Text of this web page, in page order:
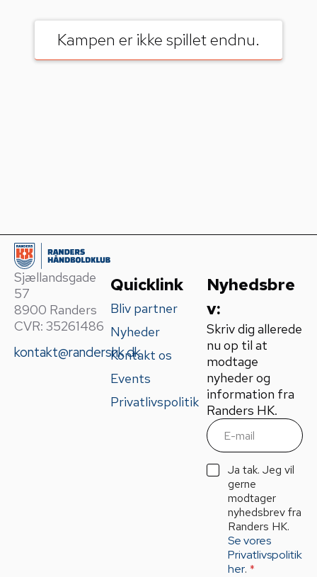
Kampen er ikke spillet endnu.
Sjællandsgade
57
8900 Randers
CVR: 35261486
kontakt@randershk.dk
Quicklink
Bliv partner
Nyheder
Kontakt os
Events
Privatlivspolitik
Nyhedsbre
v:
Skriv dig allerede
nu op til at
modtage
nyheder og
information fra
Randers HK.
E
m
a
i
l
G
Ja tak. Jeg vil
gerne
modtager
nyhedsbrev fra
Randers HK.
Se vores
Privatlivspolitik
her. *